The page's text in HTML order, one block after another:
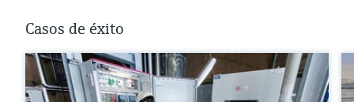
Casos de éxito